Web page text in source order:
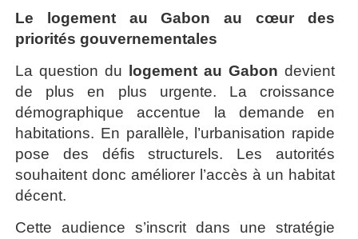
Le logement au Gabon au cœur des
priorités gouvernementales
La question du
logement au Gabon devient
de plus en plus urgente. La croissance
démographique accentue la demande en
habitations. En parallèle, l’urbanisation rapide
pose des défis structurels. Les autorités
souhaitent donc améliorer l’accès à un habitat
décent.
Cette audience s’inscrit dans une stratégie